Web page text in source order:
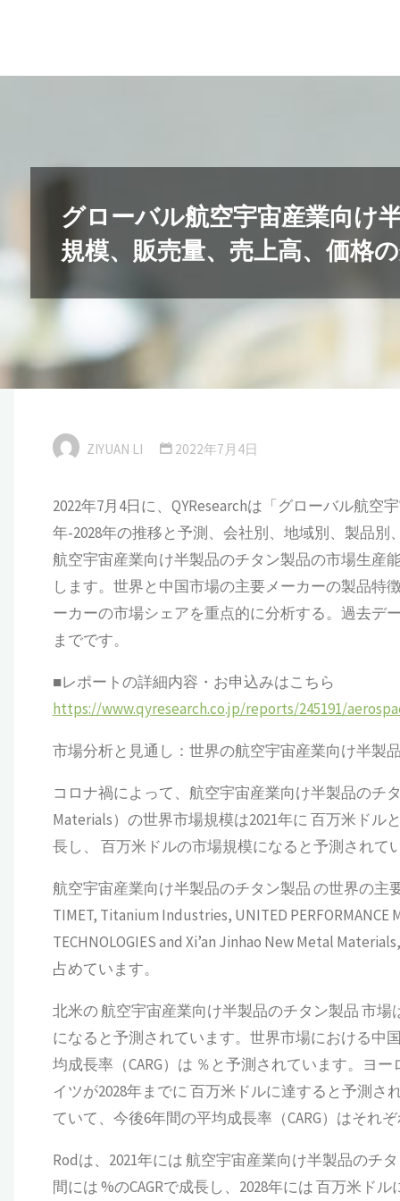
プ
グローバル航空宇宙産業向け
規模、販売量、売上高、価格
ZIYUAN LI 2022年7月4日
2022年7月4日に、QYResearchは「グローバル航
年-2028年の推移と予測、会社別、地域別、製品
航空宇宙産業向け半製品のチタン製品の市場生産
します。世界と中国市場の主要メーカーの製品特
ーカーの市場シェアを重点的に分析する。過去デ
までです。
■レポートの詳細内容・お申込みはこちら
https://www.qyresearch.co.jp/reports/245191/
市場分析と見通し：世界の航空宇宙産業向け半製
コロナ禍によって、航空宇宙産業向け半製品のチ
Materials）の世界市場規模は2021年に 百万米ドル
長し、 百万米ドルの市場規模になると予測されて
航空宇宙産業向け半製品のチタン製品 の世界の主
TIMET, Titanium Industries, UNITED PERFORMANCE
TECHNOLOGIES and Xi’an Jinhao New Metal
占めています。
北米の 航空宇宙産業向け半製品のチタン製品 市場
になると予測されています。世界市場における中
均成長率（CARG）は ％と予測されています。ヨ
イツが2028年までに 百万米ドルに達すると予測
ていて、今後6年間の平均成長率（CARG）はそれ
Rodは、2021年には 航空宇宙産業向け半製品のチ
間には %のCAGRで成長し、2028年には 百万米ド